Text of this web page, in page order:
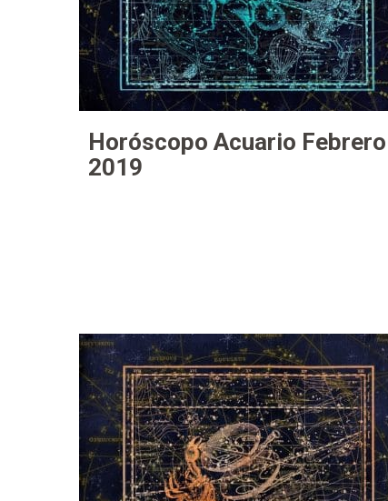
Horóscopo Acuario Febrero
2019